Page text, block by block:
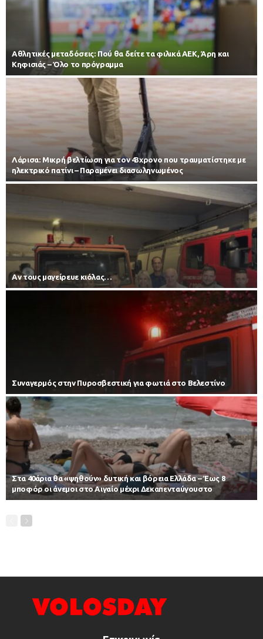
Αθλητικές μεταδόσεις: Πού θα δείτε τα φιλικά ΑΕΚ, Άρη και
Κηφισιάς – Όλο το πρόγραμμα
Λάρισα: Μικρή βελτίωση για τον 43χρονο που τραυματίστηκε με
ηλεκτρικό πατίνι – Παραμένει διασωληνωμένος
Αν τους μαγείρευε κιόλας…
Συναγερμός στην Πυροσβεστική για φωτιά στο Βελεστίνο
Στα 40άρια θα «ψηθούν» δυτική και βόρεια Ελλάδα – Έως 8
μποφόρ οι άνεμοι στο Αιγαίο μέχρι Δεκαπενταύγουστο